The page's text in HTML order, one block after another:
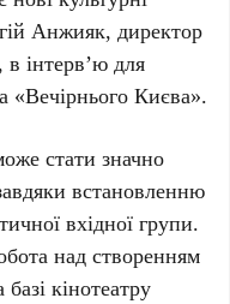
Анжияк, директор
інтерв’ю для
«Вечірнього Києва».
стати значно
встановленню
вхідної групи.
над створенням
кінотеатру